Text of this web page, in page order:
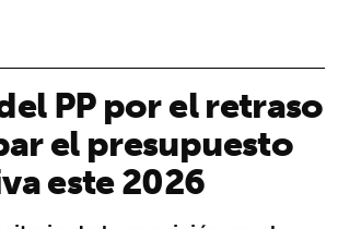
PP por el retraso
el presupuesto
este 2026